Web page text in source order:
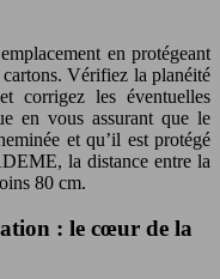
en protégeant
Vérifiez la planéité
corrigez les éventuelles
en vous assurant que le
et qu’il est protégé
la distance entre la
80 cm.
: le cœur de la